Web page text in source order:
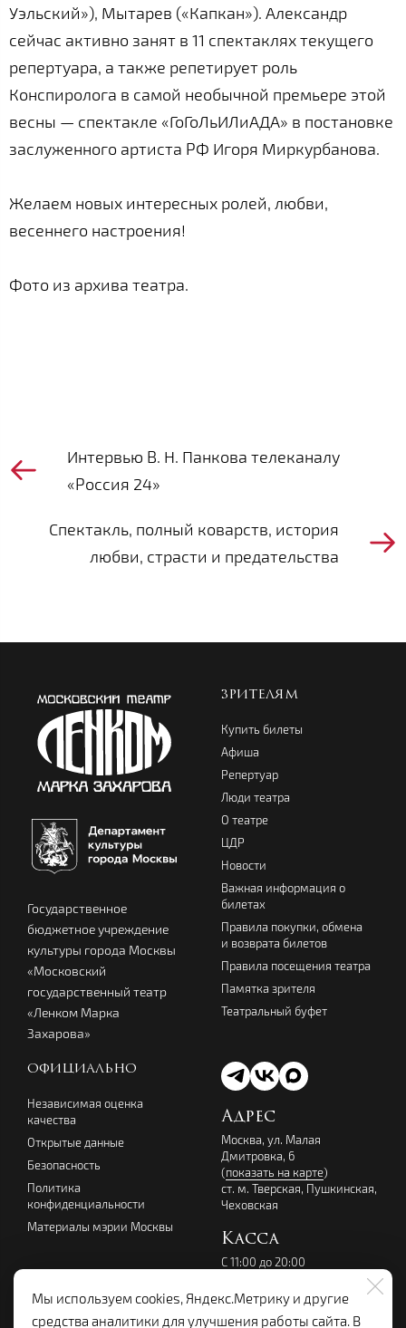
Уэльский»), Мытарев («Капкан»). Александр
сейчас активно занят в 11 спектаклях текущего
репертуара, а также репетирует роль
Конспиролога в самой необычной премьере этой
весны — спектакле «ГоГоЛьИЛиАДА» в постановке
заслуженного артиста РФ Игоря Миркурбанова.
Желаем новых интересных ролей, любви,
весеннего настроения!
Фото из архива театра.
Интервью В. Н. Панкова телеканалу
«Россия 24»
Спектакль, полный коварств, история
любви, страсти и предательства
Государственное
бюджетное учреждение
культуры города Москвы
«Московский
государственный театр
«Ленком Марка
Захарова»
ЗРИТЕЛЯМ
Купить билеты
Афиша
Репертуар
Люди театра
О театре
ЦДР
Новости
Важная информация о
билетах
Правила покупки, обмена
и возврата билетов
Правила посещения театра
Памятка зрителя
Театральный буфет
ОФИЦИАЛЬНО
Независимая оценка
качества
Открытые данные
Безопасность
Политика
конфиденциальности
Материалы мэрии Москвы
Адрес
Москва, ул. Малая
Дмитровка, 6
(показать на карте)
ст. м. Тверская, Пушкинская,
Чеховская
Касса
С 11:00 до 20:00
без выходных
+7 (495) 699-07-08
Мы используем cookies, Яндекс.Метрику и другие
средства аналитики для улучшения работы сайта. В